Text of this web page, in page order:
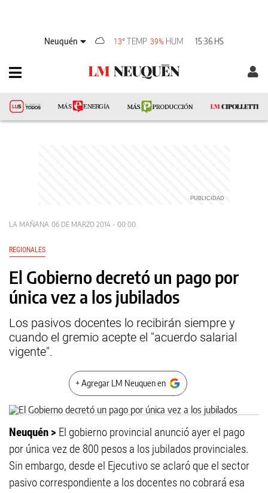
Neuquén 13°TEMP 39% HUM 15:36 HS
LA MAÑANA 06 DE MARZO 2014 - 00:00
REGIONALES
El Gobierno decretó un pago por
única vez a los jubilados
Los pasivos docentes lo recibirán siempre y
cuando el gremio acepte el "acuerdo salarial
vigente".
+ Agregar LM Neuquen en
Neuquén > El gobierno provincial anunció ayer el pago
por única vez de 800 pesos a los jubilados provinciales.
Sin embargo, desde el Ejecutivo se aclaró que el sector
pasivo correspondiente a los docentes no cobrará esa